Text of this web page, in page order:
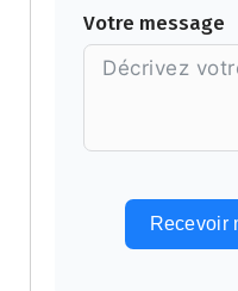
Votre message
Recevoir